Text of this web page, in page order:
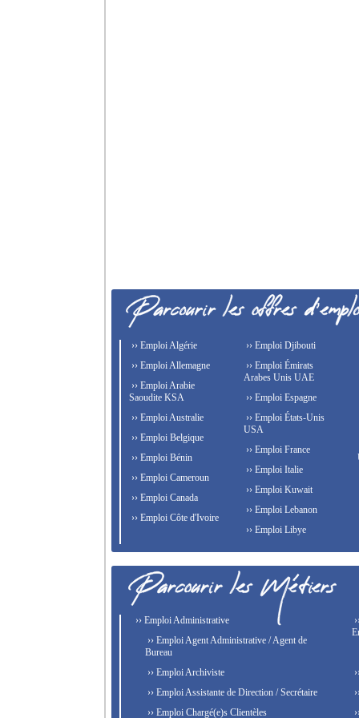
›› Emploi Algérie
›› Emploi Allemagne
›› Emploi Arabie
Saoudite KSA
›› Emploi Australie
›› Emploi Belgique
›› Emploi Bénin
›› Emploi Cameroun
›› Emploi Canada
›› Emploi Côte d'Ivoire
›› Emploi Djibouti
›› Emploi Émirats
Arabes Unis UAE
›› Emploi Espagne
›› Emploi États-Unis
USA
›› Emploi France
›› Emploi Italie
›› Emploi Kuwait
›› Emploi Lebanon
›› Emploi Libye
›› Emploi Administrative
›› Emploi Agent Administrative / Agent de
Bureau
›› Emploi Archiviste
›› Emploi Assistante de Direction / Secrétaire
›› Emploi Chargé(e)s Clientèles